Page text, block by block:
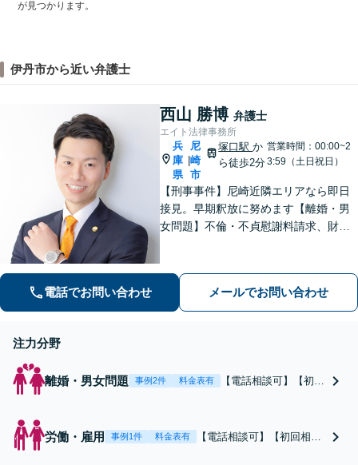
が見つかります。
伊丹市から近い弁護士
西山 勝博 弁護士
エイト法律事務所
兵
庫
県
|
尼
崎
市
塚口駅か
ら徒歩2分
営業時間：00:00~2
3:59（土日祝日）
【刑事事件】尼崎近隣エリアなら即日
接見。早期釈放に努めます【離婚・男
女問題】不倫・不貞慰謝料請求、財産
さい【夜間・休日面談可】【完全個
室】【阪急塚口駅２分】
電話でお問い合わせ メールでお問い合わせ
注力分野
離婚・男女問題 事例2件 料金表有
【電話相談可】【初回
れた側、どちらも対応
労働・雇用 事例1件 料金表有
【電話相談可】【初回相談